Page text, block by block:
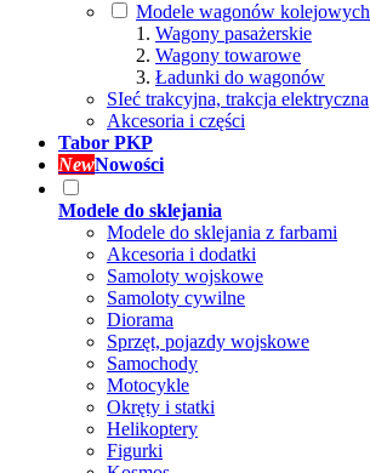
Modele wagonów kolejowych
Wagony pasażerskie
Wagony towarowe
Ładunki do wagonów
SIeć trakcyjna, trakcja elektryczna
Akcesoria i części
Tabor PKP
NewNowości
Modele do sklejania
Modele do sklejania z farbami
Akcesoria i dodatki
Samoloty wojskowe
Samoloty cywilne
Diorama
Sprzęt, pojazdy wojskowe
Samochody
Motocykle
Okręty i statki
Helikoptery
Figurki